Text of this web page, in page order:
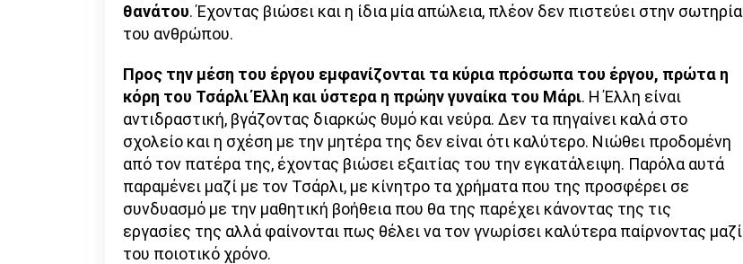
θανάτου. Έχοντας βιώσει και η ίδια μία απώλεια, πλέον δεν πιστεύει στην σωτηρία
του ανθρώπου.
Προς την μέση του έργου εμφανίζονται τα κύρια πρόσωπα του έργου, πρώτα η
κόρη του Τσάρλι Έλλη και ύστερα η πρώην γυναίκα του Μάρι. Η Έλλη είναι
αντιδραστική, βγάζοντας διαρκώς θυμό και νεύρα. Δεν τα πηγαίνει καλά στο
σχολείο και η σχέση με την μητέρα της δεν είναι ότι καλύτερο. Νιώθει προδομένη
από τον πατέρα της, έχοντας βιώσει εξαιτίας του την εγκατάλειψη. Παρόλα αυτά
παραμένει μαζί με τον Τσάρλι, με κίνητρο τα χρήματα που της προσφέρει σε
συνδυασμό με την μαθητική βοήθεια που θα της παρέχει κάνοντας της τις
εργασίες της αλλά φαίνονται πως θέλει να τον γνωρίσει καλύτερα παίρνοντας μαζί
του ποιοτικό χρόνο.